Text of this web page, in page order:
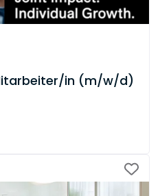
in (m/w/d)